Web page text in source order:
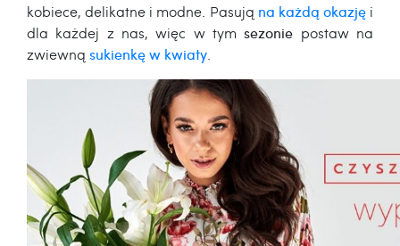
kobiece, delikatne i modne. Pasują na każdą okazjęi
dla każdej z nas, więc w tymsezonie postaw na
zwiewną sukienkę w kwiaty